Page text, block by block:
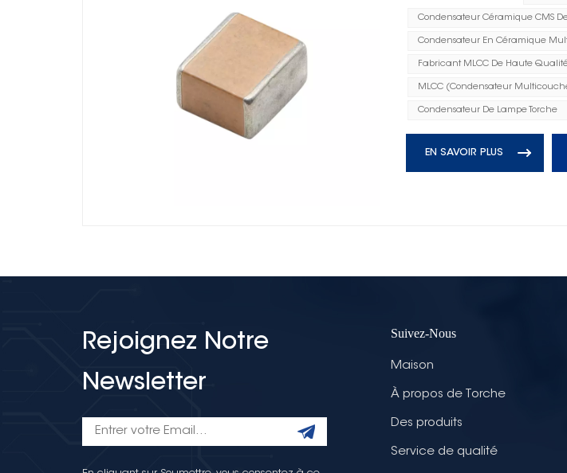
Condensateur Céramique CMS De
Condensateur En Céramique
Fabricant MLCC De Haute
MLCC (condensateur
Condensateur De Lampe Torche
EN SAVOIR PLUS
Rejoignez Notre
Newsletter
Suivez-Nous
Maison
À propos de Torche
Des produits
Service de qualité